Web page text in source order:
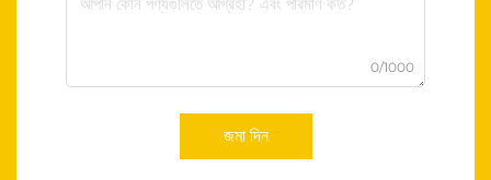
0/1000
জমা দিন